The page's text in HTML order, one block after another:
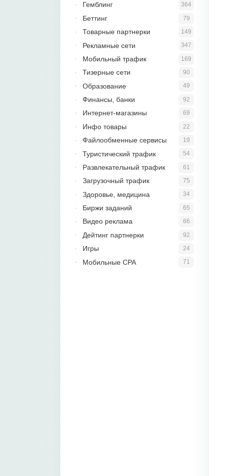
364
Гемблинг
79
Беттинг
149
Товарные партнерки
347
Рекламные сети
169
Мобильный трафик
90
Тизерные сети
49
Образование
92
Финансы, банки
69
Интернет-магазины
22
Инфо товары
19
Файлообменные сервисы
54
Туристический трафик
61
Развлекательный трафик
75
Загрузочный трафик
34
Здоровье, медицина
65
Биржи заданий
66
Видео реклама
92
Дейтинг партнерки
24
Игры
71
Мобильные CPA